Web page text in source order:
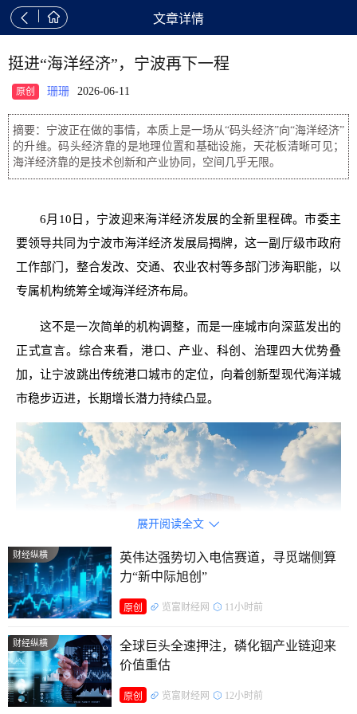
  文章详情
挺进“海洋经济”，宁波再下一程
原创 珊珊 2026-06-11
摘要：宁波正在做的事情，本质上是一场从“码头经济”向“海洋经济”
的升维。码头经济靠的是地理位置和基础设施，天花板清晰可见；
海洋经济靠的是技术创新和产业协同，空间几乎无限。
6月10日，宁波迎来海洋经济发展的全新里程碑。市委主
要领导共同为宁波市海洋经济发展局揭牌，这一副厅级市政府
工作部门，整合发改、交通、农业农村等多部门涉海职能，以
专属机构统筹全域海洋经济布局。
这不是一次简单的机构调整，而是一座城市向深蓝发出的
正式宣言。综合来看，港口、产业、科创、治理四大优势叠
加，让宁波跳出传统港口城市的定位，向着创新型现代海洋城
市稳步迈进，长期增长潜力持续凸显。
11万亿的蓝色想象力
广袤海域早已成为国民经济的重要增长极。依托绵长海岸
线与丰富海洋资源，我国海洋产业正告别粗放扩张，转向创新
展开阅读全文 
财经纵横
英伟达强势切入电信赛道，寻觅端侧算
力“新中际旭创”
原创 览富财经网 11小时前
财经纵横
全球巨头全速押注，磷化铟产业链迎来
价值重估
原创 览富财经网 12小时前